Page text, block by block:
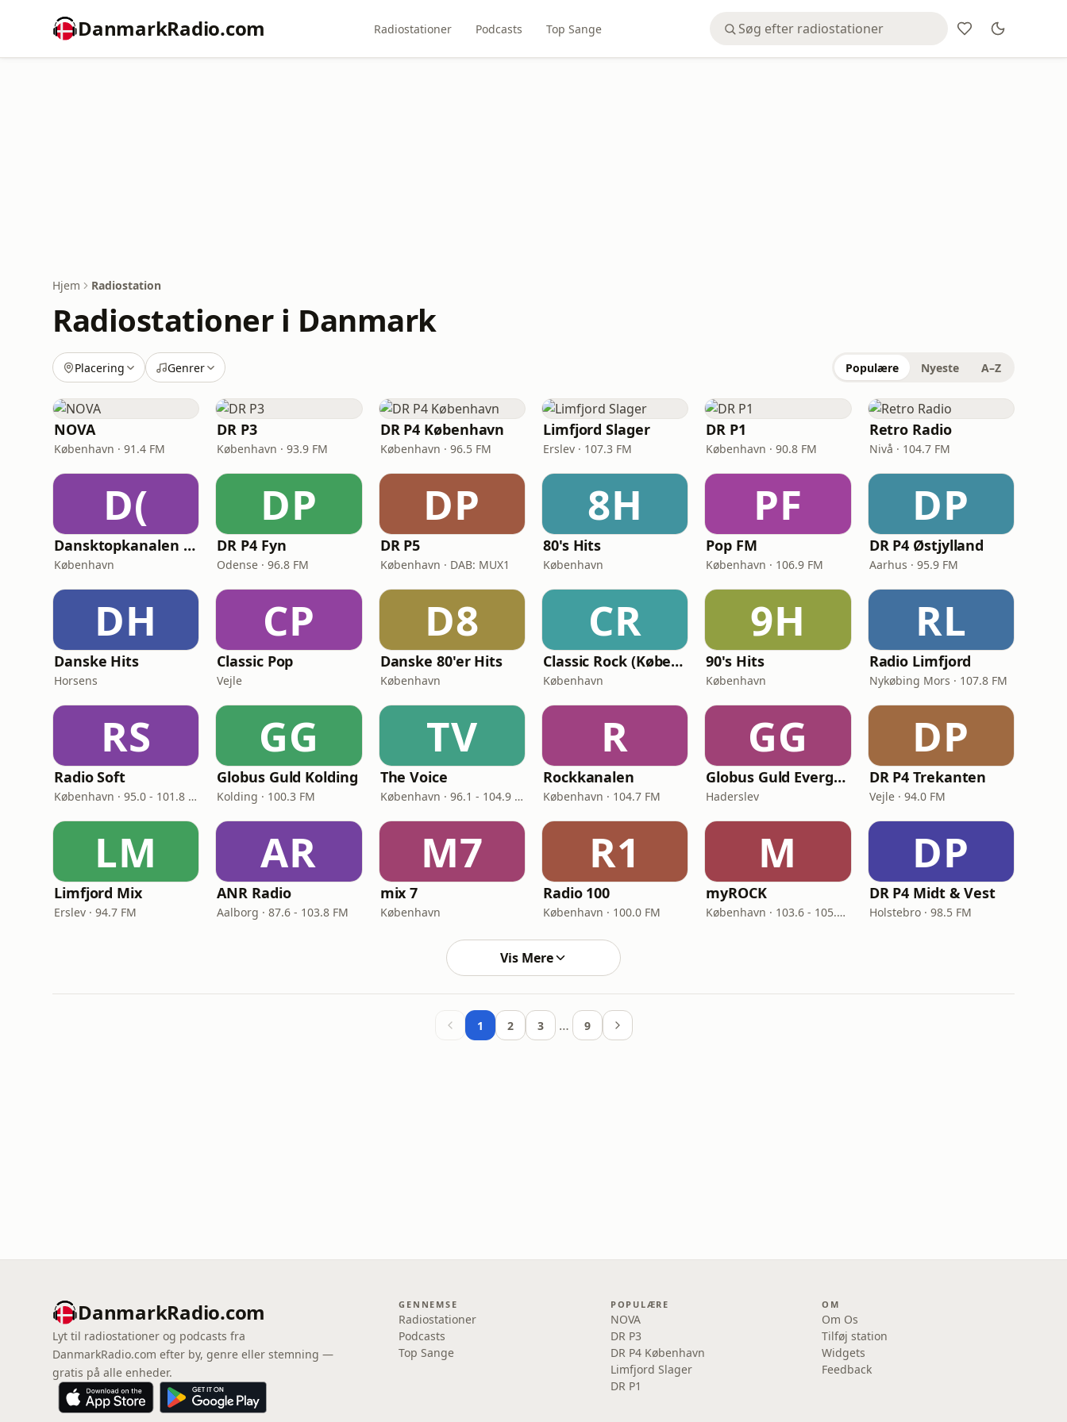
DanmarkRadio.com Radiostationer Podcasts Top Sange
Hjem Radiostation
Radiostationer i Danmark
Placering Genrer Populære Nyeste A–Z
NOVA
København · 91.4 FM
DR P3
København · 93.9 FM
DR P4 København
København · 96.5 FM
Limfjord Slager
Erslev · 107.3 FM
DR P1
København · 90.8 FM
Retro Radio
Nivå · 104.7 FM
D(
Dansktopkanalen (DK4 Dansktop)
København
DP
DR P4 Fyn
Odense · 96.8 FM
DP
DR P5
København · DAB: MUX1
8H
80's Hits
København
PF
Pop FM
København · 106.9 FM
DP
DR P4 Østjylland
Aarhus · 95.9 FM
DH
Danske Hits
Horsens
CP
Classic Pop
Vejle
D8
Danske 80'er Hits
København
CR
Classic Rock (København)
København
9H
90's Hits
København
RL
Radio Limfjord
Nykøbing Mors · 107.8 FM
RS
Radio Soft
København · 95.0 - 101.8 FM
GG
Globus Guld Kolding
Kolding · 100.3 FM
TV
The Voice
København · 96.1 - 104.9 FM
R
Rockkanalen
København · 104.7 FM
GG
Globus Guld Evergreens
Haderslev
DP
DR P4 Trekanten
Vejle · 94.0 FM
LM
Limfjord Mix
Erslev · 94.7 FM
AR
ANR Radio
Aalborg · 87.6 - 103.8 FM
M7
mix 7
København
R1
Radio 100
København · 100.0 FM
M
myROCK
København · 103.6 - 105.6 FM
DP
DR P4 Midt & Vest
Holstebro · 98.5 FM
Vis Mere
1 2 3 … 9
DanmarkRadio.com
Lyt til radiostationer og podcasts fra
DanmarkRadio.com efter by, genre eller stemning —
gratis på alle enheder.
GENNEMSE
Radiostationer
Podcasts
Top Sange
POPULÆRE
NOVA
DR P3
DR P4 København
Limfjord Slager
DR P1
OM
Om Os
Tilføj station
Widgets
Feedback